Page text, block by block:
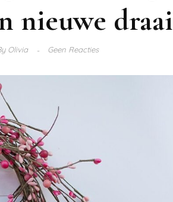
nieuwe draai
Olivia Geen Reacties